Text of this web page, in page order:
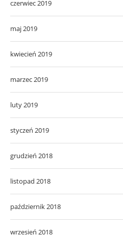
czerwiec 2019
maj 2019
kwiecień 2019
marzec 2019
luty 2019
styczeń 2019
grudzień 2018
listopad 2018
październik 2018
wrzesień 2018